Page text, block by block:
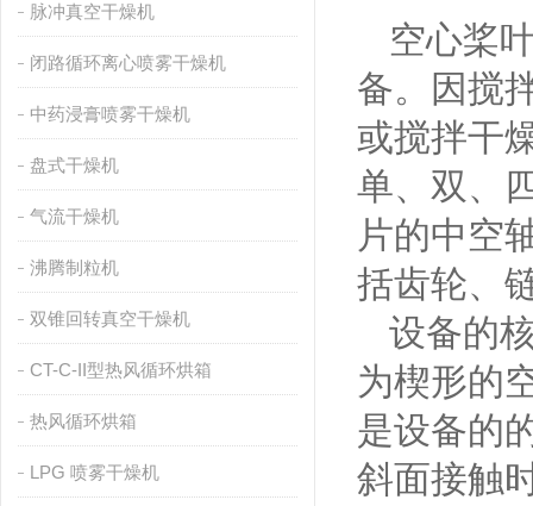
脉冲真空干燥机
闭路循环离心喷雾干燥机
中药浸膏喷雾干燥机
盘式干燥机
气流干燥机
沸腾制粒机
双锥回转真空干燥机
CT-C-II型热风循环烘箱
热风循环烘箱
LPG 喷雾干燥机
空心桨
备。因搅
或搅拌干
单、双、
片的中空
括齿轮、
设备的
为楔形的
是设备的
斜面接触